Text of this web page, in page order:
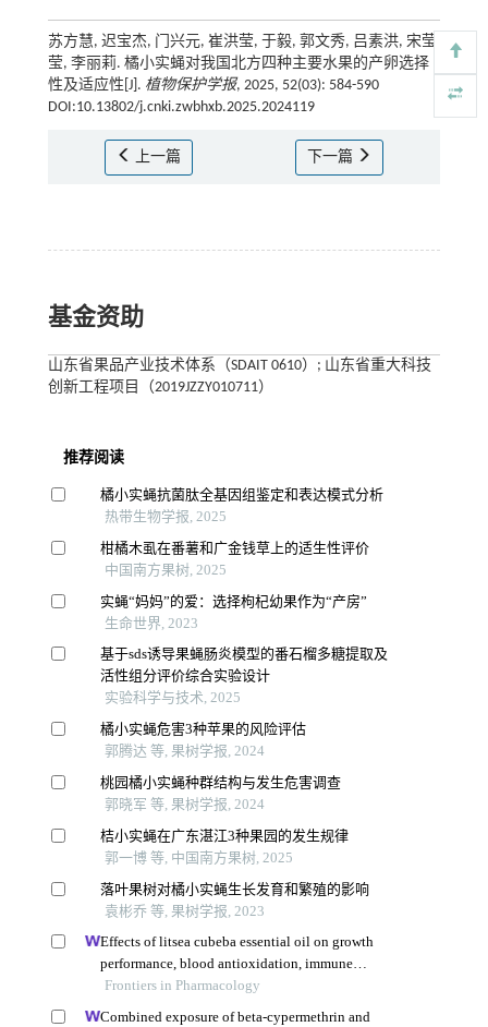
苏方慧, 迟宝杰, 门兴元, 崔洪莹, 于毅, 郭文秀, 吕素洪, 宋莹
莹, 李丽莉. 橘小实蝇对我国北方四种主要水果的产卵选择
性及适应性[J]. 植物保护学报, 2025, 52(03): 584-590
DOI:10.13802/j.cnki.zwbhxb.2025.2024119
上一篇 下一篇
基金资助
山东省果品产业技术体系（SDAIT 0610）; 山东省重大科技
创新工程项目（2019JZZY010711）